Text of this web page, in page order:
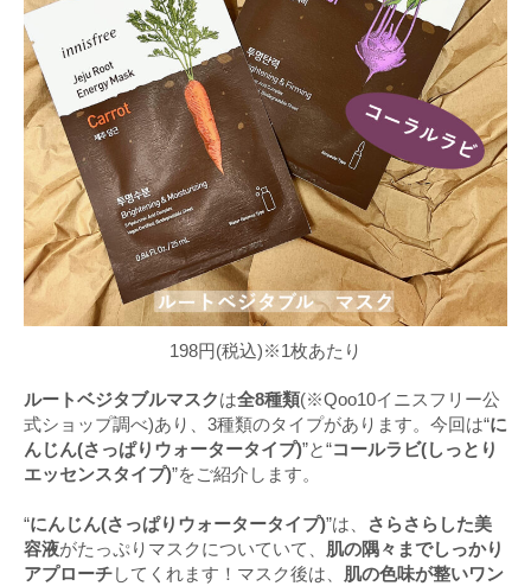
198円(税込)※1枚あたり
ルートベジタブルマスクは全8種類(※Qoo10イニスフリー公
式ショップ調べ)あり、3種類のタイプがあります。今回は“に
んじん(さっぱりウォータータイプ)”と“コールラビ(しっとり
エッセンスタイプ)”をご紹介します。
“にんじん(さっぱりウォータータイプ)”は、
さらさらした美
容液がたっぷりマスクについていて、 肌の隅々までしっかり
アプローチしてくれます！マスク後は、 肌の色味が整いワン